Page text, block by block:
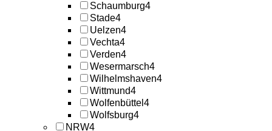
Schaumburg4
Stade4
Uelzen4
Vechta4
Verden4
Wesermarsch4
Wilhelmshaven4
Wittmund4
Wolfenbüttel 4
Wolfsburg4
NRW4